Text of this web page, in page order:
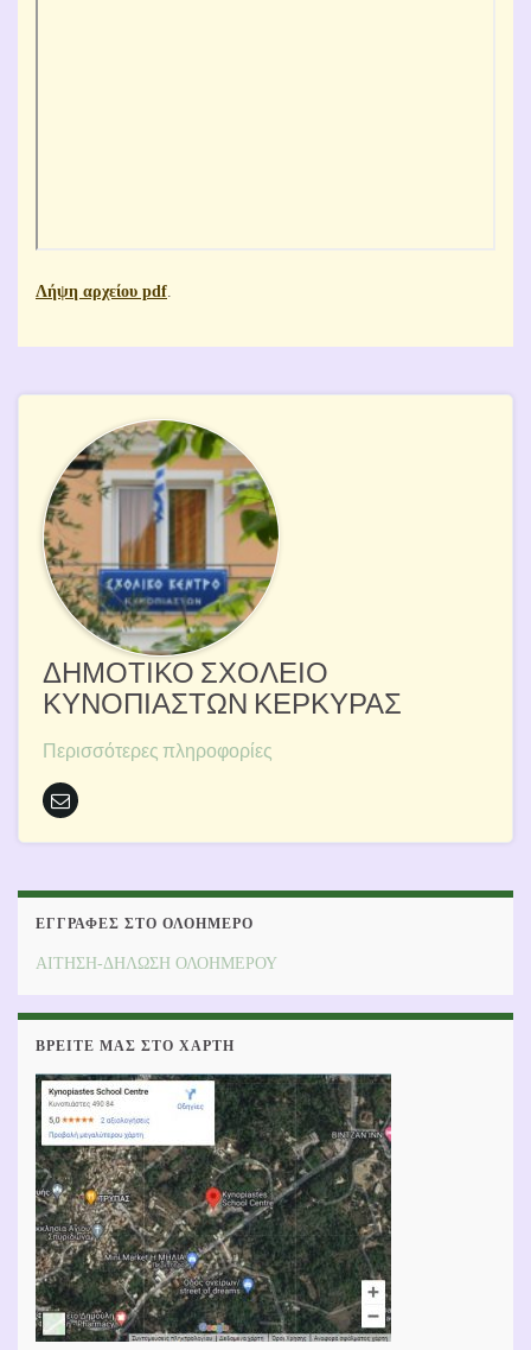
Λήψη αρχείου pdf.
ΔΗΜΟΤΙΚΟ ΣΧΟΛΕΙΟ
ΚΥΝΟΠΙΑΣΤΩΝ ΚΕΡΚΥΡΑΣ
Περισσότερες πληροφορίες
ΕΓΓΡΑΦΕΣ ΣΤΟ ΟΛΟΗΜΕΡΟ
ΑΙΤΗΣΗ-ΔΗΛΩΣΗ ΟΛΟΗΜΕΡΟΥ
ΒΡΕΊΤΕ ΜΑΣ ΣΤΟ ΧΆΡΤΗ